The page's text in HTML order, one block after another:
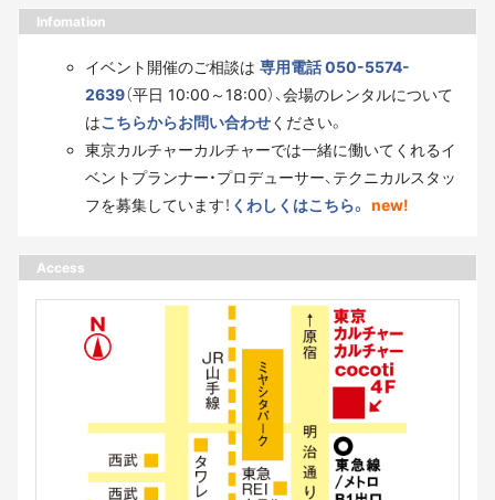
Infomation
イベント開催のご相談は 専用電話 050-5574-
2639（平日 10:00～18:00）、会場のレンタルについて
はこちらからお問い合わせください。
東京カルチャーカルチャーでは一緒に働いてくれるイ
ベントプランナー・プロデューサー、テクニカルスタッ
フを募集しています！ くわしくはこちら。 new!
Access